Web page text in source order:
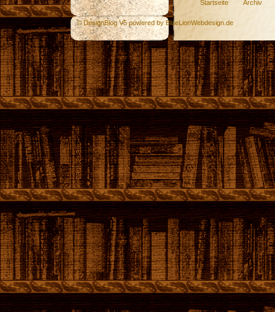
Startseite Archiv
© DesignBlog V5 powered by BlueLionWebdesign.de